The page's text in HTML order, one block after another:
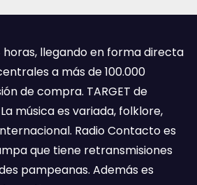
llegando en forma directa
a más de 100.000
de compra. TARGET de
La música es variada, folklore,
Radio Contacto es
que tiene retransmisiones
pampeanas. Además es